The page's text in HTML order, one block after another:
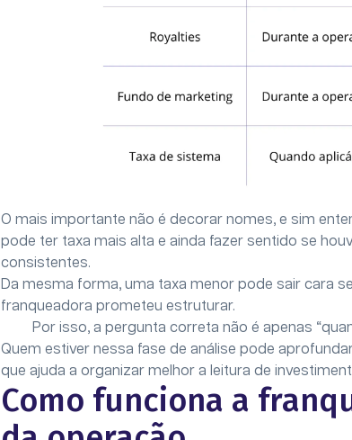
O mais importante não é decorar nomes, e sim
pode ter taxa mais alta e ainda fazer sentido se
consistentes.
Da mesma forma, uma taxa menor pode sair cara
franqueadora prometeu estruturar.
Por isso, a pergunta correta não é apenas
Quem estiver nessa fase de análise pode
que ajuda a organizar melhor a leitura de
Como funciona a